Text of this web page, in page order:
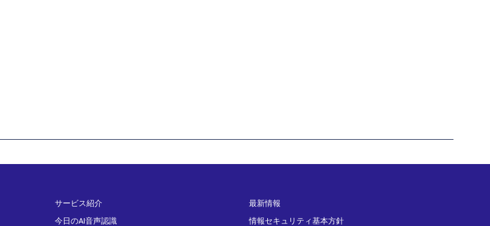
サービス紹介
今日のAI音声認識
最新情報
情報セキュリティ基本方針